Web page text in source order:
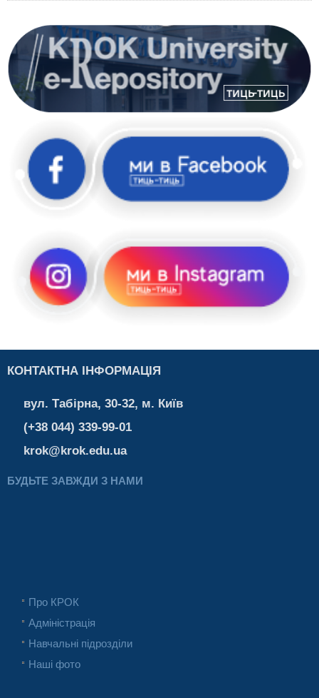
КОНТАКТНА ІНФОРМАЦІЯ
вул. Табірна, 30-32, м. Київ
(+38 044) 339-99-01
krok@krok.edu.ua
БУДЬТЕ ЗАВЖДИ З НАМИ
Про КРОК
Адміністрація
Навчальні підрозділи
Наші фото